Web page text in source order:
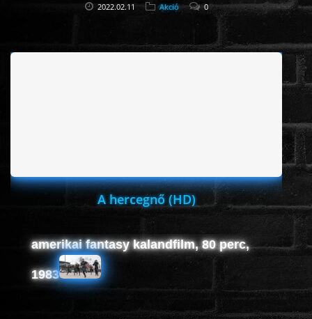
2022.02.11 Akció 0
A hercegnő (HD)
amerikai fantasy kalandfilm, 80 perc,
1983